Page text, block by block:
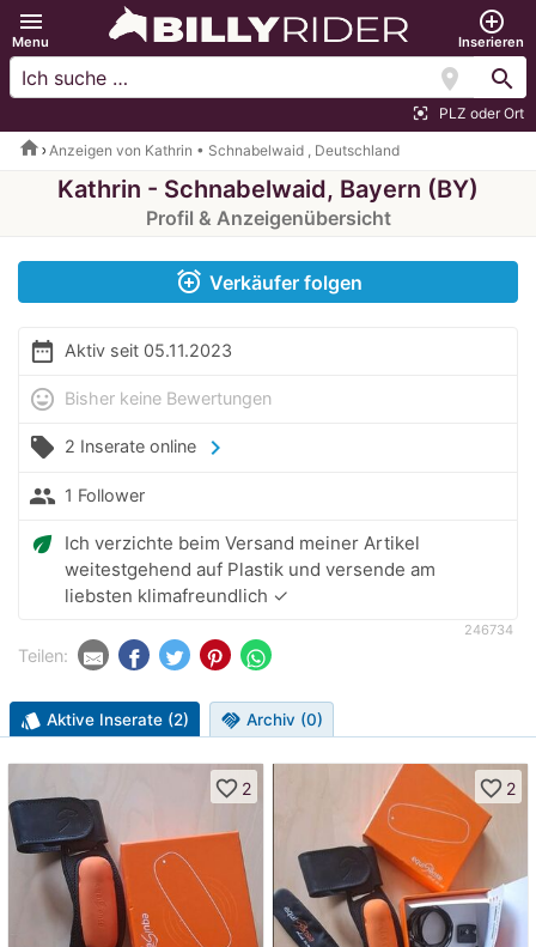
menu
Menu
add_circle_outline
Inserieren
location_on search
center_focus_strong PLZ oder Ort
home Anzeigen von Kathrin • Schnabelwaid , Deutschland
Kathrin - Schnabelwaid, Bayern (BY)
Profil & Anzeigenübersicht
alarm_add Verkäufer folgen
date_range Aktiv seit 05.11.2023
mood Bisher keine Bewertungen
local_offer 2 Inserate online chevron_right
people 1 Follower
eco Ich verzichte beim Versand meiner Artikel
weitestgehend auf Plastik und versende am
liebsten klimafreundlich ✓
246734
Teilen:
style Aktive Inserate (2) handshake Archiv (0)
favorite_border 2 favorite_border 2